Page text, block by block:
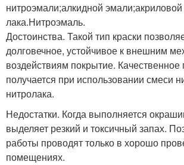
нитроэмали;алкидной
лака.Нитроэмаль.
Достоинства. Такой тип краски
долговечное, устойчивое к внешним
воздействиям покрытие. Качественное
получается при использовании смеси
нитролака.
Недостатки. Когда выполняется
выделяет резкий и токсичный запах.
работы проводят только в хорошо
помещениях.